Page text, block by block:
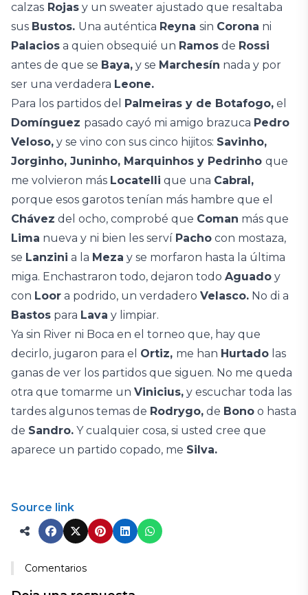
calzas Rojas y un sweater ajustado que resaltaba
sus Bustos. Una auténtica Reyna sin Corona ni
Palacios a quien obsequié un Ramos de Rossi
antes de que se Baya, y se Marchesín nada y por
ser una verdadera Leone.
Para los partidos del
Palmeiras y de Botafogo, el
Domínguez pasado cayó mi amigo brazuca Pedro
Veloso, y se vino con sus cinco hijitos: Savinho,
Jorginho, Juninho, Marquinhos y Pedrinho que
me volvieron más Locatelli que una Cabral,
porque esos garotos tenían más hambre que el
Chávez del ocho, comprobé que Coman más que
Lima nueva y ni bien les serví Pacho con mostaza,
se Lanzini a la Meza y se morfaron hasta la última
miga. Enchastraron todo, dejaron todo Aguado y
con Loor a podrido, un verdadero Velasco. No di a
Bastos para Lava y limpiar.
Ya sin River ni Boca en el torneo que, hay que
decirlo, jugaron para el Ortiz, me han Hurtado las
ganas de ver los partidos que siguen. No me queda
otra que tomarme un Vinicius, y escuchar toda las
tardes algunos temas de Rodrygo, de Bono o hasta
de Sandro. Y cualquier cosa, si usted cree que
aparece un partido copado, me Silva.
Source link
Comentarios